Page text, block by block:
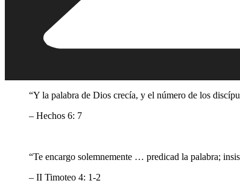
“Y la palabra de Dios crecía, y el número de los
– Hechos 6: 7
“Te encargo solemnemente … predicad la palabra;
– II Timoteo 4: 1-2